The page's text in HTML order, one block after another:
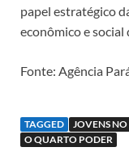
papel estratégico
econômico e social
Fonte: Agência
TAGGED
JOVENS
O QUARTO PODER